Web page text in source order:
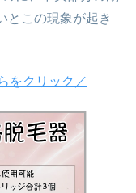
とこの現象が起き
をクリック／